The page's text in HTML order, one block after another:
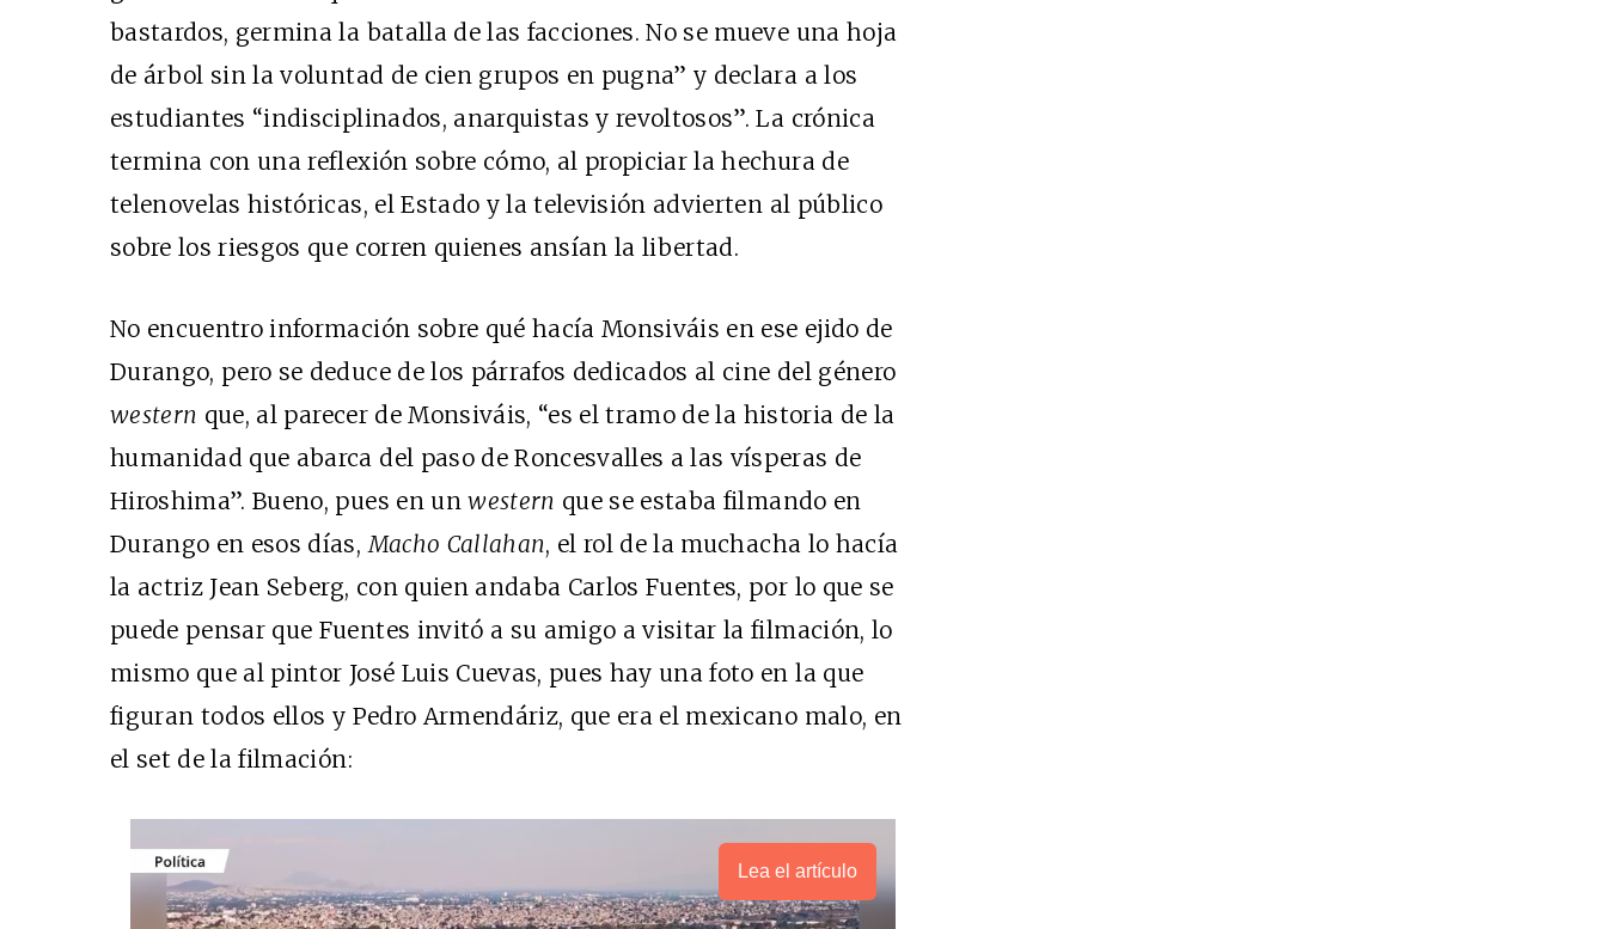
bastardos, germina la batalla de las facciones. No se mueve una hoja
de árbol sin la voluntad de cien grupos en pugna” y declara a los
estudiantes “indisciplinados, anarquistas y revoltosos”. La crónica
termina con una reflexión sobre cómo, al propiciar la hechura de
telenovelas históricas, el Estado y la televisión advierten al público
sobre los riesgos que corren quienes ansían la libertad.
No encuentro información sobre qué hacía Monsiváis en ese ejido de
Durango, pero se deduce de los párrafos dedicados al cine del género
western que, al parecer de Monsiváis, “es el tramo de la historia de la
humanidad que abarca del paso de Roncesvalles a las vísperas de
Hiroshima”. Bueno, pues en unwestern que se estaba filmando en
Durango en esos días, Macho Callahan, el rol de la muchacha lo hacía
la actriz Jean Seberg, con quien andaba Carlos Fuentes, por lo que se
puede pensar que Fuentes invitó a su amigo a visitar la filmación, lo
mismo que al pintor José Luis Cuevas, pues hay una foto en la que
figuran todos ellos y Pedro Armendáriz, que era el mexicano malo, en
el set de la filmación:
Lea el artículo